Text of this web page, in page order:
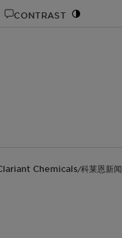
CONTRAST
Chemicals/科莱恩新闻